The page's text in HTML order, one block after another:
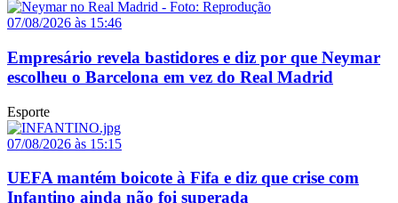
07/08/2026 às 15:46
Empresário revela bastidores e diz por que Neymar
escolheu o Barcelona em vez do Real Madrid
Esporte
07/08/2026 às 15:15
UEFA mantém boicote à Fifa e diz que crise com
Infantino ainda não foi superada